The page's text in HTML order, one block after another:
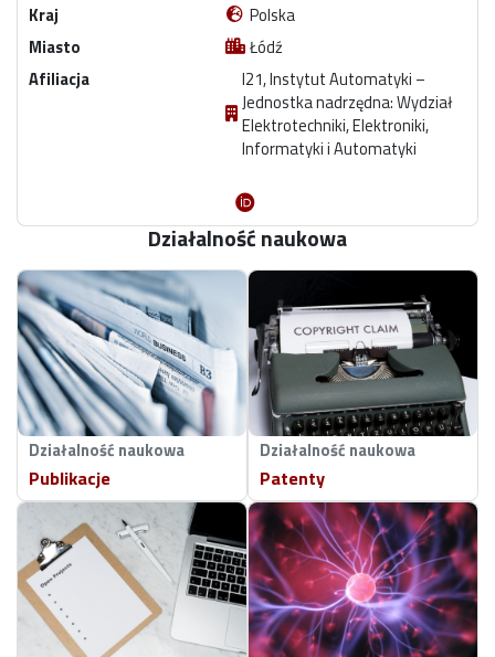
Kraj
Polska
Miasto
Łódź
Afiliacja
I21, Instytut Automatyki –
Jednostka nadrzędna: Wydział
Elektrotechniki, Elektroniki,
Informatyki i Automatyki
Działalność naukowa
Działalność naukowa
Publikacje
Działalność naukowa
Patenty